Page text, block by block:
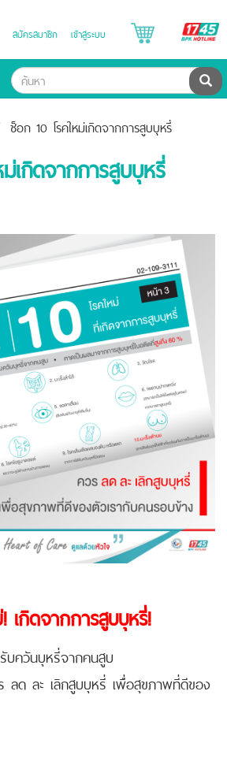
สมัครสมาชิก เข้าสู่ระบบ
ค้น
ช็อก 10 โรคใหม่เกิดจากการสูบบุหรี่
เกิดจากการสูบบุหรี่
เกิดจากการสูบบุหรี่!
บควันบุหรี่จากคนสูบ
ลด ละ เลิกสูบบุหรี่ เพื่อสุขภาพที่ดีของ